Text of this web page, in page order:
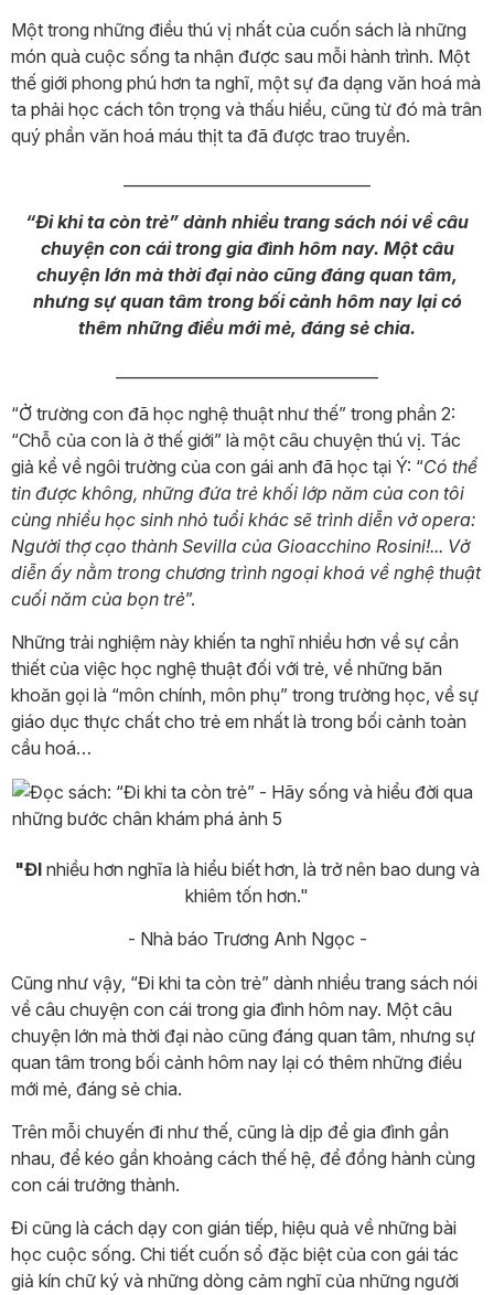
Một trong những điều thú vị nhất của cuốn sách là những
món quà cuộc sống ta nhận được sau mỗi hành trình. Một
thế giới phong phú hơn ta nghĩ, một sự đa dạng văn hoá mà
ta phải học cách tôn trọng và thấu hiểu, cũng từ đó mà trân
quý phần văn hoá máu thịt ta đã được trao truyền.
“Đi khi ta còn trẻ” dành nhiều trang sách nói về câu
chuyện con cái trong gia đình hôm nay. Một câu
chuyện lớn mà thời đại nào cũng đáng quan tâm,
nhưng sự quan tâm trong bối cảnh hôm nay lại có
thêm những điều mới mẻ, đáng sẻ chia.
“Ở trường con đã học nghệ thuật như thế” trong phần 2:
“Chỗ của con là ở thế giới” là một câu chuyện thú vị. Tác
giả kể về ngôi trường của con gái anh đã học tại Ý: “Có thể
tin được không, những đứa trẻ khối lớp năm của con tôi
cùng nhiều học sinh nhỏ tuổi khác sẽ trình diễn vở opera:
Người thợ cạo thành Sevilla của Gioacchino Rosini!... Vở
diễn ấy nằm trong chương trình ngoại khoá về nghệ thuật
cuối năm của bọn trẻ”.
Những trải nghiệm này khiến ta nghĩ nhiều hơn về sự cần
thiết của việc học nghệ thuật đối với trẻ, về những băn
khoăn gọi là “môn chính, môn phụ” trong trường học, về sự
giáo dục thực chất cho trẻ em nhất là trong bối cảnh toàn
cầu hoá…
"ĐI nhiều hơn nghĩa là hiểu biết hơn, là trở nên bao dung và
khiêm tốn hơn."
- Nhà báo Trương Anh Ngọc -
Cũng như vậy, “Đi khi ta còn trẻ” dành nhiều trang sách nói
về câu chuyện con cái trong gia đình hôm nay. Một câu
chuyện lớn mà thời đại nào cũng đáng quan tâm, nhưng sự
quan tâm trong bối cảnh hôm nay lại có thêm những điều
mới mẻ, đáng sẻ chia.
Trên mỗi chuyến đi như thế, cũng là dịp để gia đình gần
nhau, để kéo gần khoảng cách thế hệ, để đồng hành cùng
con cái trưởng thành.
Đi cũng là cách dạy con gián tiếp, hiệu quả về những bài
học cuộc sống. Chi tiết cuốn sổ đặc biệt của con gái tác
giả kín chữ ký và những dòng cảm nghĩ của những người